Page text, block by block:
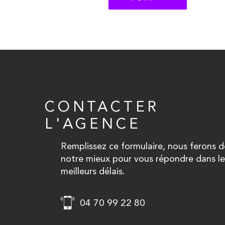
CONTACTER
L'AGENCE
Remplissez ce formulaire, nous ferons
notre mieux pour vous répondre dans
meilleurs délais.
04 70 99 22 80